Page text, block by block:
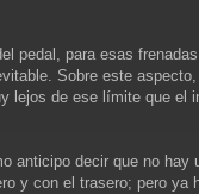
pedal, para esas
Sobre este
lejos de ese límite que el
anticipo decir que no hay
y con el trasero; pero ya